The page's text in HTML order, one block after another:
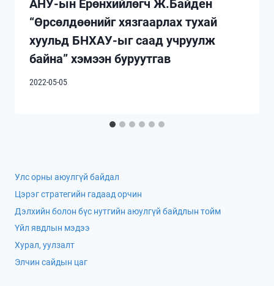
АНУ-ын Ерөнхийлөгч Ж.Байден
“Өрсөлдөөнийг хязгаарлах тухай
хуульд БНХАУ-ыг саад учруулж
байна” хэмээн буруутгав
2022-05-05
Улс орны аюулгүй байдал
Цэрэг стратегийн гадаад орчин
Дэлхийн болон бүс нутгийн аюулгүй байдлын тойм
Үйл явдлын мэдээ
Хурал, уулзалт
Элчин сайдын цаг